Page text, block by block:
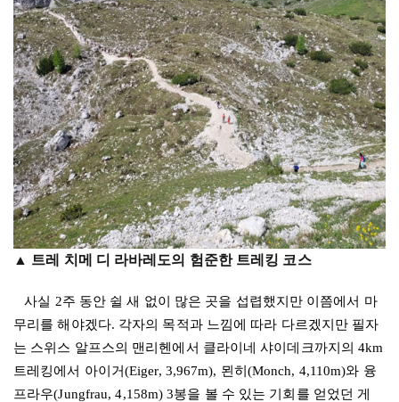
▲ 트레 치메 디 라바레도의 험준한 트레킹 코스
사실 2주 동안 쉴 새 없이 많은 곳을 섭렵했지만 이쯤에서 마
무리를 해야겠다. 각자의 목적과 느낌에 따라 다르겠지만 필자
는 스위스 알프스의 맨리헨에서 클라이네 샤이데크까지의 4km
트레킹에서 아이거(Eiger, 3,967m), 묀히 (Monch, 4,110m)와 융
프라우(Jungfrau, 4,158m) 3봉을 볼 수 있는 기회를 얻었던 게